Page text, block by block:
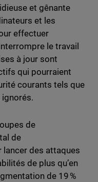
et gênante
et les
effectuer
le travail
à jour sont
qui pourraient
courants tels que
ignorés.
de
de
lancer des attaques
de plus qu’en
de 19 %